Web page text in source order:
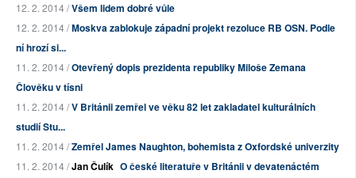
12. 2. 2014 /Všem lidem dobré vůle
12. 2. 2014 /Moskva zablokuje západní projekt rezoluce RB OSN. Podle
ní hrozí si...
11. 2. 2014 /Otevřený dopis prezidenta republiky Miloše Zemana
Člověku v tísni
11. 2. 2014 /V Británii zemřel ve věku 82 let zakladatel kulturálních
studií Stu...
11. 2. 2014 /Zemřel James Naughton, bohemista z Oxfordské univerzity
11. 2. 2014 /Jan Čulík O české literatuře v Británii v devatenáctém